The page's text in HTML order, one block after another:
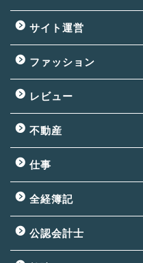
サイト運営
ファッション
レビュー
不動産
仕事
全経簿記
公認会計士